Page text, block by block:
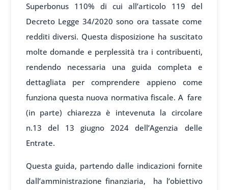
Superbonus 110% di cui all’articolo 119 del
Decreto Legge 34/2020 sono ora tassate come
redditi diversi. Questa disposizione ha suscitato
molte domande e perplessità tra i contribuenti,
rendendo necessaria una guida completa e
dettagliata per comprendere appieno come
funziona questa nuova normativa fiscale. A fare
(in parte) chiarezza è intevenuta la circolare
n.13 del 13 giugno 2024 dell’Agenzia delle
Entrate.
Questa guida, partendo dalle indicazioni fornite
dall’amministrazione finanziaria, ha l’obiettivo